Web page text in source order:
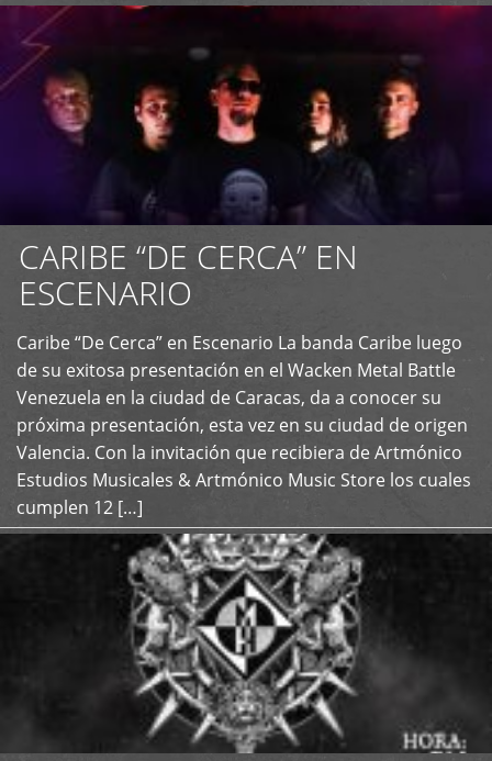
CARIBE “DE CERCA” EN
ESCENARIO
Caribe “De Cerca” en Escenario La banda Caribe luego
de su exitosa presentación en el Wacken Metal Battle
Venezuela en la ciudad de Caracas, da a conocer su
próxima presentación, esta vez en su ciudad de origen
Valencia. Con la invitación que recibiera de Artmónico
Estudios Musicales & Artmónico Music Store los cuales
cumplen 12 […]
+